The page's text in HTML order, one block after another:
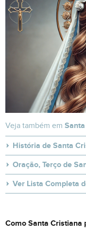
Veja também em
História de Santa
Oração, Terço de
Ver Lista Completa
Como Santa Cristiana